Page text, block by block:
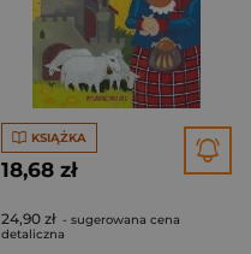
KSIĄŻKA
18,68 zł
24,90 zł - sugerowana cena
detaliczna